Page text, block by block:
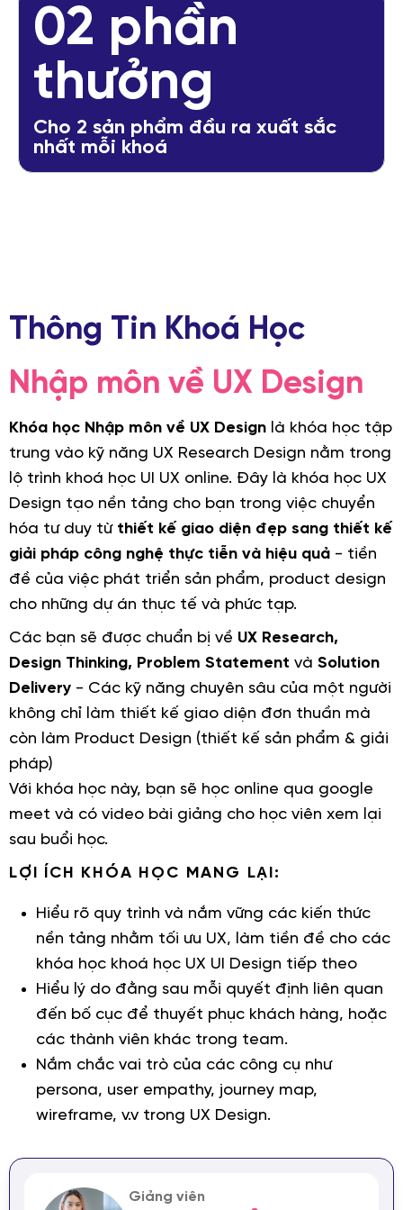
02 phần
thưởng
Cho 2 sản phẩm đầu ra xuất sắc
nhất mỗi khoá
Thông Tin Khoá Học
Nhập môn về UX Design
Khóa học Nhập môn về UX Design là khóa học tập
trung vào kỹ năng UX Research Design nằm trong
lộ trình khoá học UI UX online. Đây là khóa học UX
Design tạo nền tảng cho bạn trong việc chuyển
hóa tư duy từ thiết kế giao diện đẹp sang thiết kế
giải pháp công nghệ thực tiễn và hiệu quả - tiền
đề của việc phát triển sản phẩm, product design
cho những dự án thực tế và phức tạp.
Các bạn sẽ được chuẩn bị về UX Research,
Design Thinking, Problem Statement và Solution
Delivery - Các kỹ năng chuyên sâu của một người
không chỉ làm thiết kế giao diện đơn thuần mà
còn làm Product Design (thiết kế sản phẩm & giải
pháp)
Với khóa học này, bạn sẽ học online qua google
meet và có video bài giảng cho học viên xem lại
sau buổi học.
LỢI ÍCH KHÓA HỌC MANG LẠI:
Hiểu rõ quy trình và nắm vững các kiến thức
nền tảng nhằm tối ưu UX, làm tiền đề cho các
khóa học khoá học UX UI Design tiếp theo
Hiểu lý do đằng sau mỗi quyết định liên quan
đến bố cục để thuyết phục khách hàng, hoặc
các thành viên khác trong team.
Nắm chắc vai trò của các công cụ như
persona, user empathy, journey map,
wireframe, v.v trong UX Design.
Giảng viên